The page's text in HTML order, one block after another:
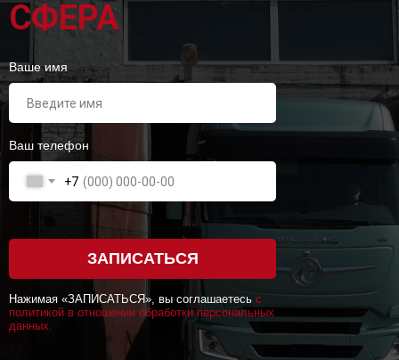
СФЕРА
Ваше имя
Ваш телефон
+7
ЗАПИСАТЬСЯ
Нажимая «ЗАПИСАТЬСЯ», вы соглашаетесь с
политикой в отношении обработки персональных
данных.